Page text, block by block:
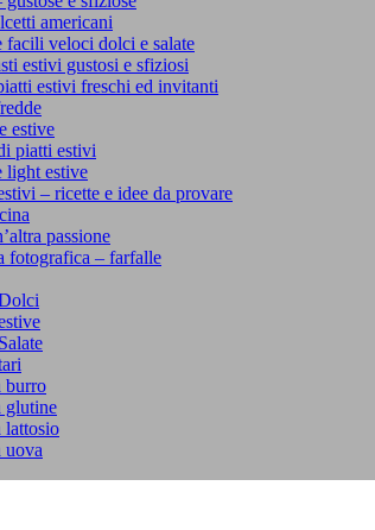
americani
facili veloci dolci e salate
estivi gustosi e sfiziosi
estivi freschi ed invitanti
estive
piatti estivi
light estive
– ricette e idee da provare
passione
fotografica – farfalle
burro
glutine
lattosio
uova